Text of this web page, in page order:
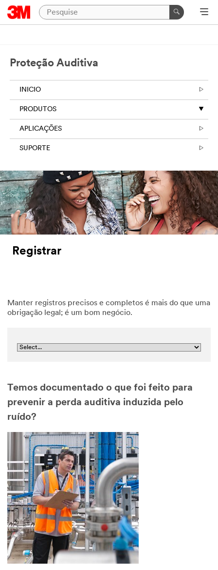
Proteção Auditiva
INICIO
PRODUTOS
APLICAÇÕES
SUPORTE
Registrar
Manter registros precisos e completos é mais do que uma
obrigação legal; é um bom negócio.
Temos documentado o que foi feito para
prevenir a perda auditiva induzida pelo
ruído?